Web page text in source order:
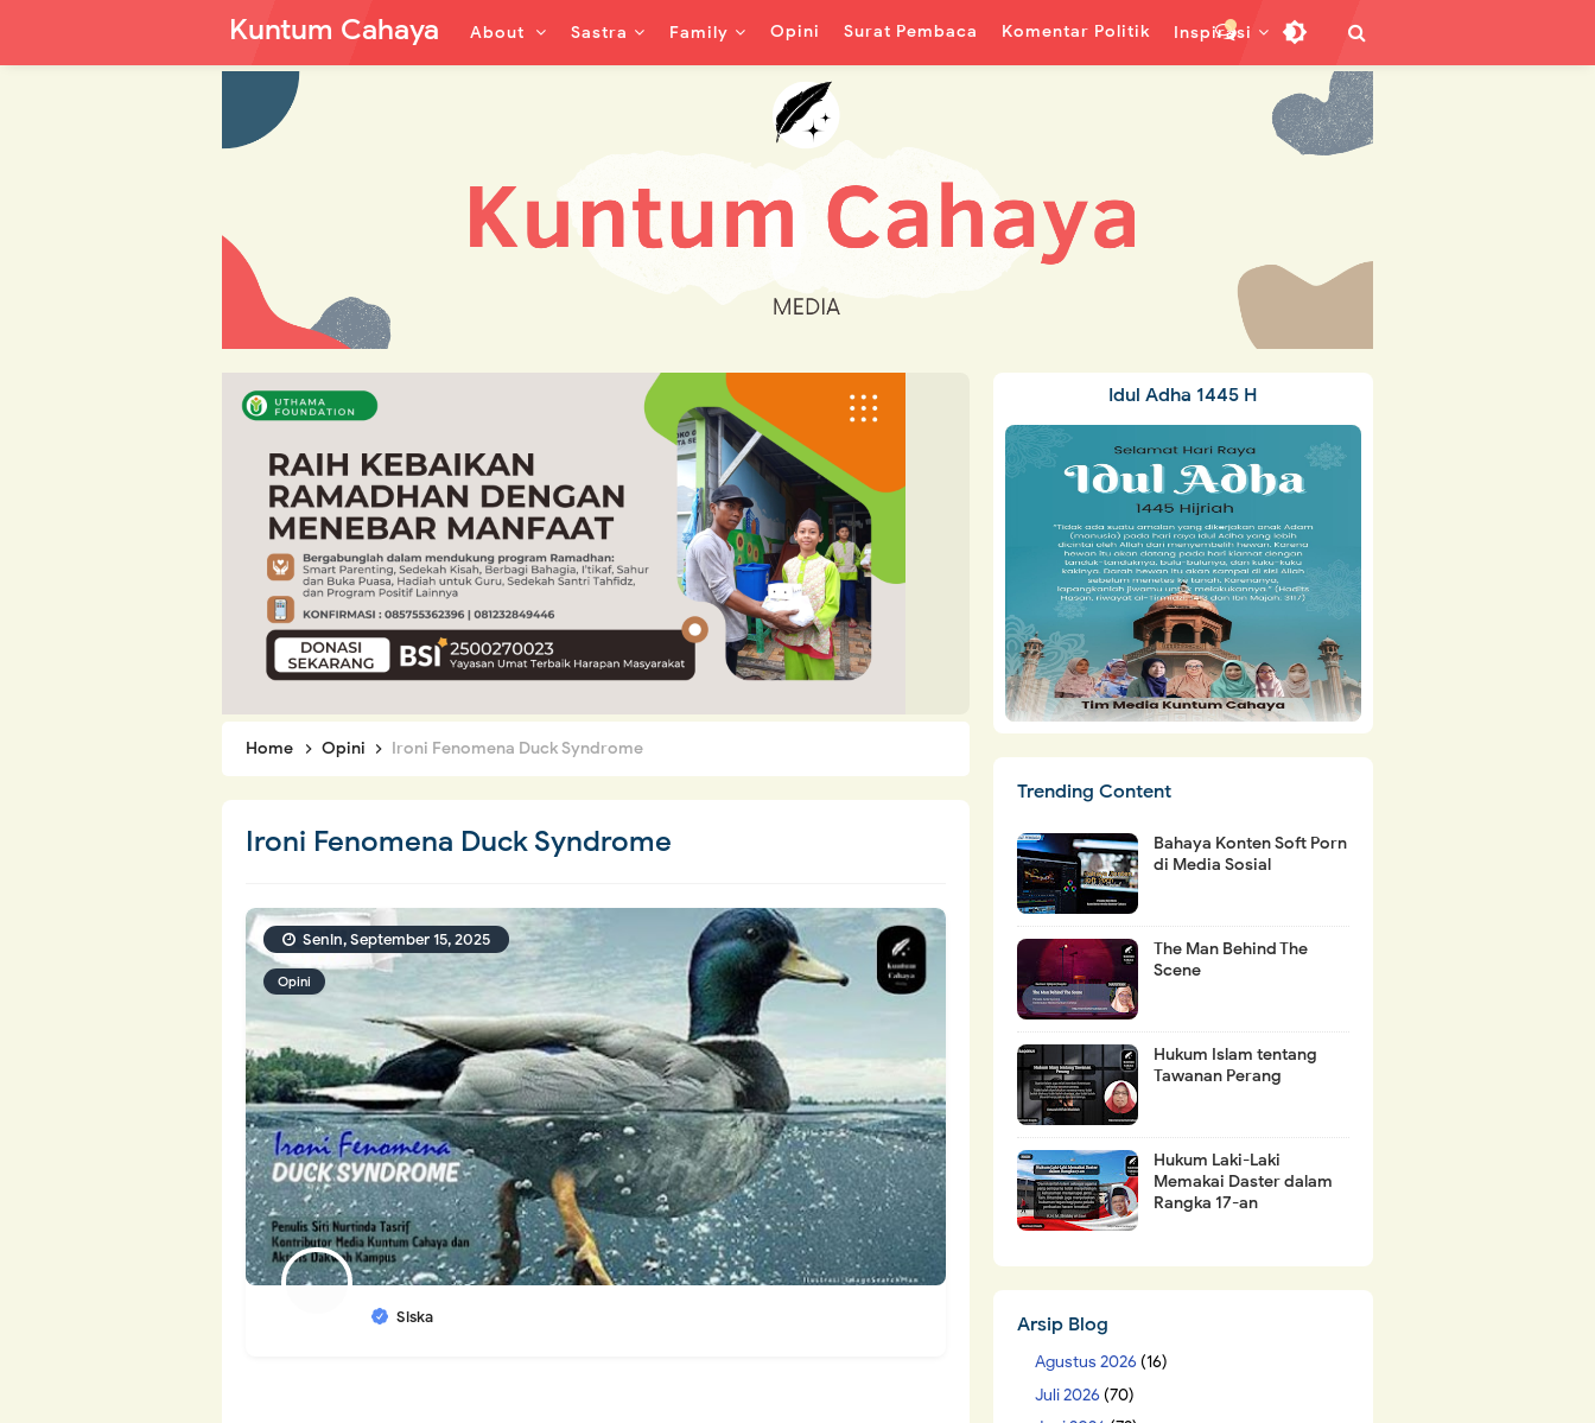
Kuntum Cahaya About Sastra Family Opini Surat Pembaca Komentar Politik Inspirasi
Home Opini Ironi Fenomena Duck Syndrome
Ironi Fenomena Duck Syndrome
Opini
Siska
Senin, September 15, 2025
Idul Adha 1445 H
Trending Content
Bahaya Konten Soft Porn
di Media Sosial
The Man Behind The
Scene
Hukum Islam tentang
Tawanan Perang
Hukum Laki-Laki
Memakai Daster dalam
Rangka 17-an
Arsip Blog
Agustus 2026 (16)
Juli 2026 (70)